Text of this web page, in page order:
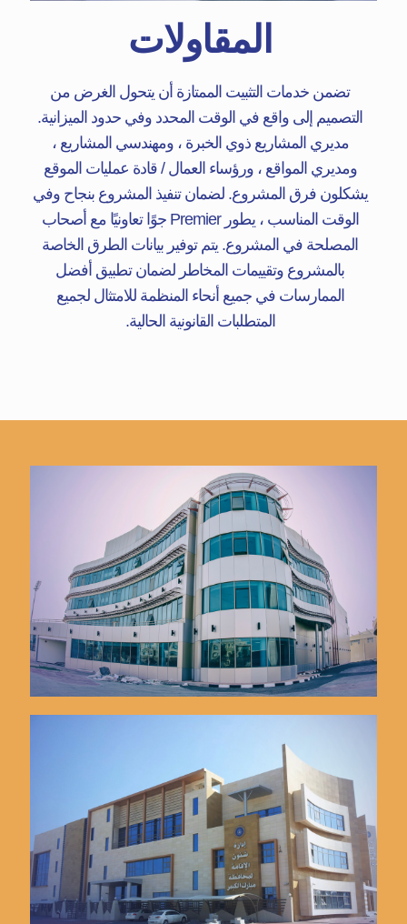
المقاولات
تضمن خدمات التثبيت الممتازة أن يتحول الغرض من
التصميم إلى واقع في الوقت المحدد وفي حدود الميزانية.
مديري المشاريع ذوي الخبرة ، ومهندسي المشاريع ،
ومديري المواقع ، ورؤساء العمال / قادة عمليات الموقع
يشكلون فرق المشروع. لضمان تنفيذ المشروع بنجاح وفي
الوقت المناسب ، يطور Premier جوًا تعاونيًا مع أصحاب
المصلحة في المشروع. يتم توفير بيانات الطرق الخاصة
بالمشروع وتقييمات المخاطر لضمان تطبيق أفضل
الممارسات في جميع أنحاء المنظمة للامتثال لجميع
المتطلبات القانونية الحالية.